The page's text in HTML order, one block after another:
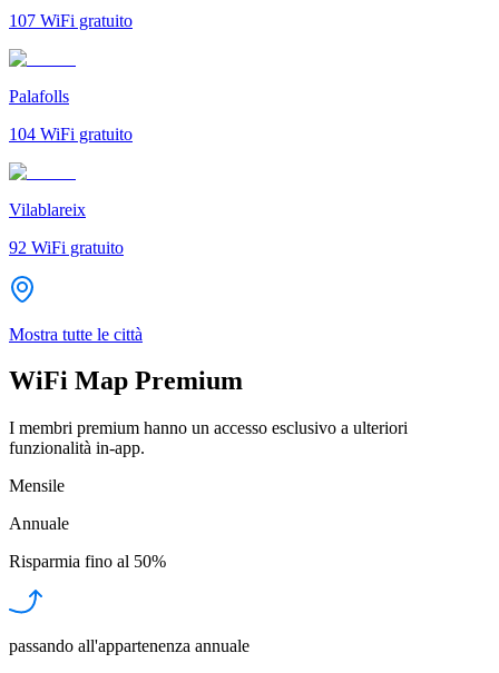
107 WiFi gratuito
Palafolls
104 WiFi gratuito
Vilablareix
92 WiFi gratuito
Mostra tutte le città
WiFi Map Premium
I membri premium hanno un accesso esclusivo a ulteriori
funzionalità in-app.
Mensile
Annuale
Risparmia fino al 50%
passando all'appartenenza annuale